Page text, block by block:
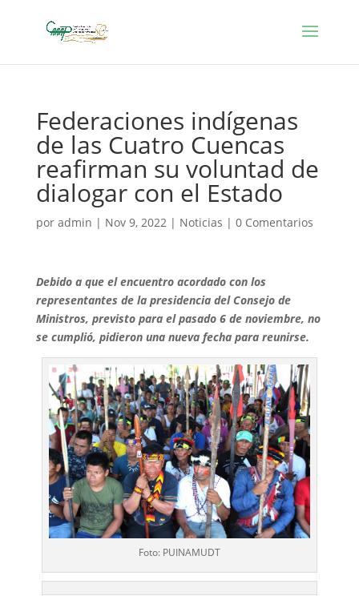
Federaciones indígenas
de las Cuatro Cuencas
reafirman su voluntad de
dialogar con el Estado
por admin | Nov 9, 2022| Noticias | 0 Comentarios
Debido a que el encuentro acordado con los
representantes de la presidencia del Consejo de
Ministros, previsto para el pasado 6 de noviembre, no
se cumplió, pidieron una nueva fecha para reunirse.
Foto: PUINAMUDT